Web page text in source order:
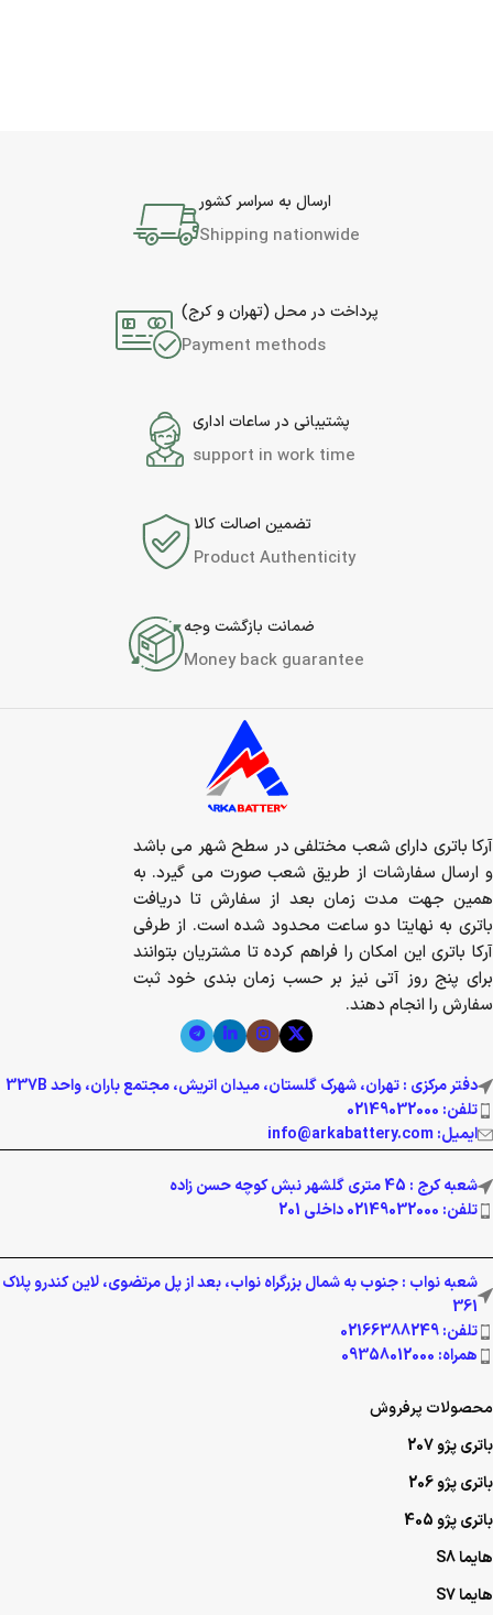
ارسال به سراسر کشور
Shipping nationwide
پرداخت در محل (تهران و کرج)
Payment methods
پشتیبانی در ساعات اداری
support in work time
تضمین اصالت کالا
Product Authenticity
ضمانت بازگشت وجه
Money back guarantee
آرکا باتری دارای شعب مختلفی در سطح شهر می باشد
و ارسال سفارشات از طریق شعب صورت می گیرد. به
همین جهت مدت زمان بعد از سفارش تا دریافت
باتری به نهایتا دو ساعت محدود شده است. از طرفی
آرکا باتری این امکان را فراهم کرده تا مشتریان بتوانند
برای پنج روز آتی نیز بر حسب زمان بندی خود ثبت
سفارش را انجام دهند.
دفتر مرکزی : تهران، شهرک گلستان، میدان اتریش، مجتمع باران، واحد 337B
تلفن: 02149032000
ایمیل: info@arkabattery.com
شعبه کرج : 45 متری گلشهر نبش کوچه حسن زاده
تلفن: 02149032000 داخلی 201
شعبه نواب : جنوب به شمال بزرگراه نواب، بعد از پل مرتضوی، لاین کندرو پلاک
361
تلفن: 02166388249
همراه: 09358012000
محصولات پرفروش
باتری پژو 207
باتری پژو 206
باتری پژو 405
هایما S8
هایما S7